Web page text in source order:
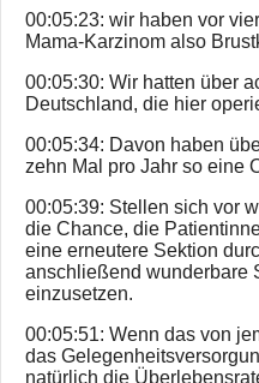
00:05:23: wir haben vor
Mama-Karzinom also
00:05:30: Wir hatten über
Deutschland, die hier
00:05:34: Davon haben
zehn Mal pro Jahr so eine
00:05:39: Stellen sich vor
die Chance, die
eine erneutere Sektion
anschließend wunderbare
einzusetzen.
00:05:51: Wenn das von
das
natürlich die